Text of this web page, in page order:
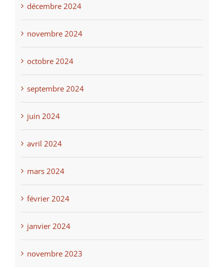
décembre 2024
novembre 2024
octobre 2024
septembre 2024
juin 2024
avril 2024
mars 2024
février 2024
janvier 2024
novembre 2023